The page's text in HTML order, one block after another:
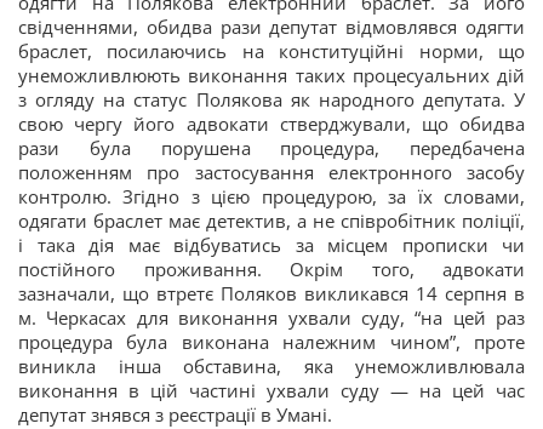
свідченнями, обидва рази депутат відмовлявся одягти
браслет, посилаючись на конституційні норми, що
унеможливлюють виконання таких процесуальних дій
з огляду на статус Полякова як народного депутата. У
свою чергу його адвокати стверджували, що обидва
рази була порушена процедура, передбачена
положенням про застосування електронного засобу
контролю. Згідно з цією процедурою, за їх словами,
одягати браслет має детектив, а не співробітник поліції,
і така дія має відбуватись за місцем прописки чи
постійного проживання. Окрім того, адвокати
зазначали, що втретє Поляков викликався 14 серпня в
м. Черкасах для виконання ухвали суду, “на цей раз
процедура була виконана належним чином”, проте
виникла інша обставина, яка унеможливлювала
виконання в цій частині ухвали суду — на цей час
депутат знявся з реєстрації в Умані.